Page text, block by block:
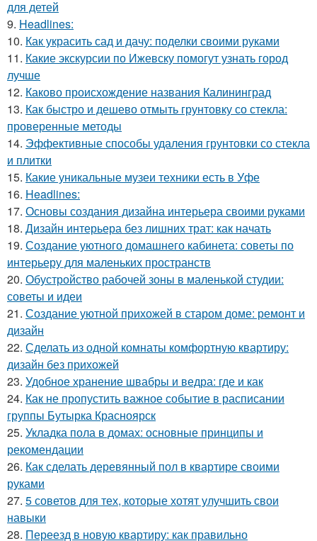
для детей
9. Headlines:
10. Как украсить сад и дачу: поделки своими руками
11. Какие экскурсии по Ижевску помогут узнать город
лучше
12. Каково происхождение названия Калининград
13. Как быстро и дешево отмыть грунтовку со стекла:
проверенные методы
14. Эффективные способы удаления грунтовки со стекла
и плитки
15. Какие уникальные музеи техники есть в Уфе
16. Headlines:
17. Основы создания дизайна интерьера своими руками
18. Дизайн интерьера без лишних трат: как начать
19. Создание уютного домашнего кабинета: советы по
интерьеру для маленьких пространств
20. Обустройство рабочей зоны в маленькой студии:
советы и идеи
21. Создание уютной прихожей в старом доме: ремонт и
дизайн
22. Сделать из одной комнаты комфортную квартиру:
дизайн без прихожей
23. Удобное хранение швабры и ведра: где и как
24. Как не пропустить важное событие в расписании
группы Бутырка Красноярск
25. Укладка пола в домах: основные принципы и
рекомендации
26. Как сделать деревянный пол в квартире своими
руками
27. 5 советов для тех, которые хотят улучшить свои
навыки
28. Переезд в новую квартиру: как правильно